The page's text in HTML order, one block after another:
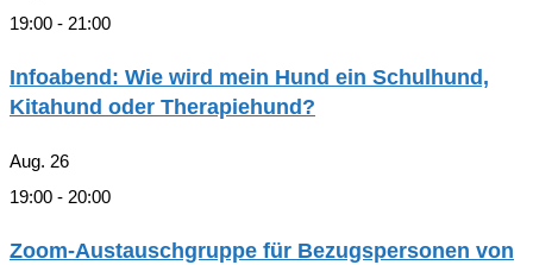
19:00 - 21:00
Infoabend: Wie wird mein Hund ein Schulhund,
Kitahund oder Therapiehund?
Aug. 26
19:00 - 20:00
Zoom-Austauschgruppe für Bezugspersonen von